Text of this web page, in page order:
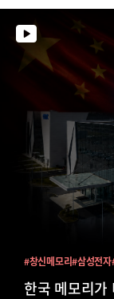
한국 메모리가
#창신메모리#삼성전자